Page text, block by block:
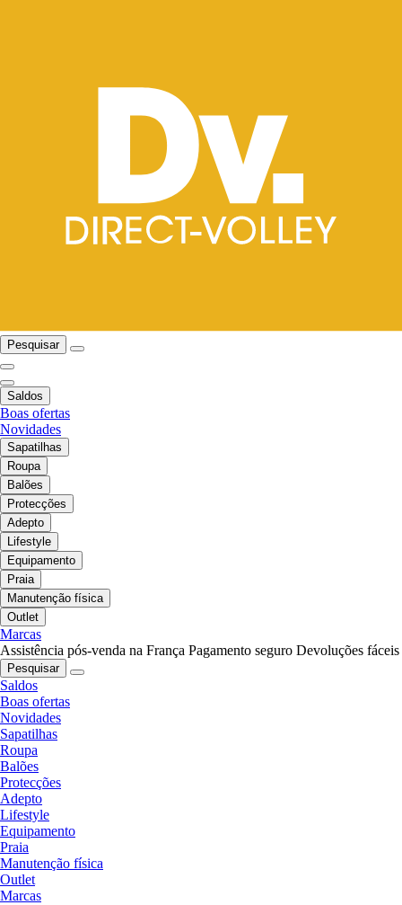
Pesquisar
Saldos
Boas ofertas
Novidades
Sapatilhas
Roupa
Balões
Protecções
Adepto
Lifestyle
Equipamento
Praia
Manutenção física
Outlet
Marcas
Assistência pós-venda na França Pagamento seguro Devoluções fáceis
Pesquisar
Saldos
Boas ofertas
Novidades
Sapatilhas
Roupa
Balões
Protecções
Adepto
Lifestyle
Equipamento
Praia
Manutenção física
Outlet
Marcas